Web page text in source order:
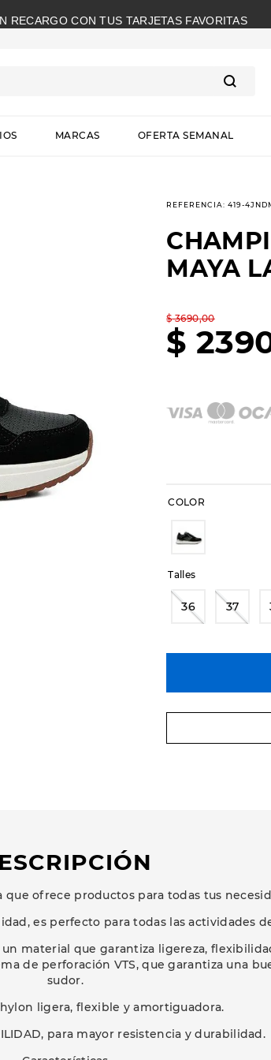
RECARGO CON TUS TARJETAS FAVORITAS
MARCAS OFERTA SEMANAL
REFERENCIA:419-
MAYA
$ 3690,00
$
COLOR
Talles
36 37
que ofrece productos para todas tus
es perfecto para todas las actividades
material que garantiza ligereza,
de perforación VTS, que garantiza una
sudor.
ligera, flexible y amortiguadora.
para mayor resistencia y durabilidad.